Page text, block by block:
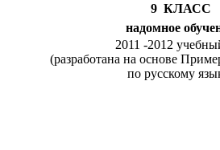
9 КЛАСС
надомное
2011 -2012
(разработана на основе
по русскому